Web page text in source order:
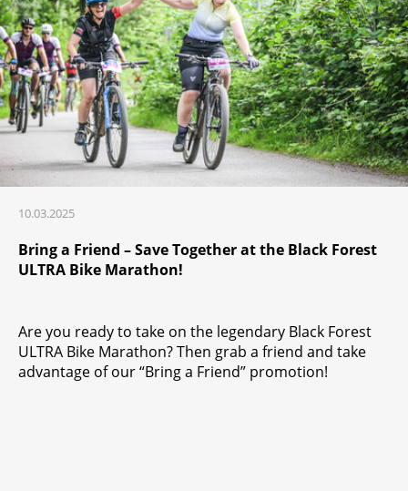
10.03.2025
Bring a Friend – Save Together at the Black Forest
ULTRA Bike Marathon!
Are you ready to take on the legendary Black Forest
ULTRA Bike Marathon? Then grab a friend and take
advantage of our “Bring a Friend” promotion!